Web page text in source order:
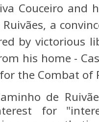
Couceiro and
a
by victorious
his home -
the Combat of
de
for